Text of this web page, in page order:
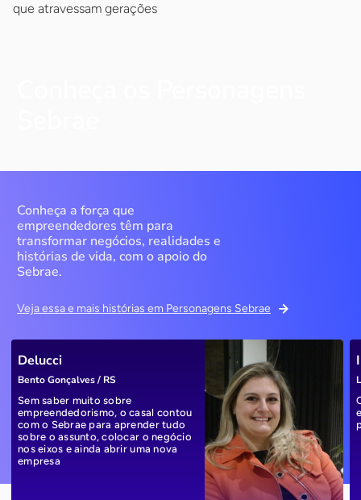
que atravessam gerações
Conheça a força que
empreendedores têm para
transformar negócios, realidades e
histórias de vida, com o apoio do
Sebrae.
Veja essa e mais histórias em Personagens Sebrae
Delucci
Bento Gonçalves / RS
Sem saber muito sobre
empreendedorismo, o casal contou
com o Sebrae para aprender tudo
sobre o assunto, colocar o negócio
nos eixos e ainda abrir uma nova
empresa